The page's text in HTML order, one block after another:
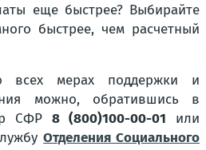
еще быстрее? Выбирайте
быстрее, чем расчетный
всех мерах поддержки и
можно, обратившись в
СФР 8 (800)100-00-01 или
Отделения Социального